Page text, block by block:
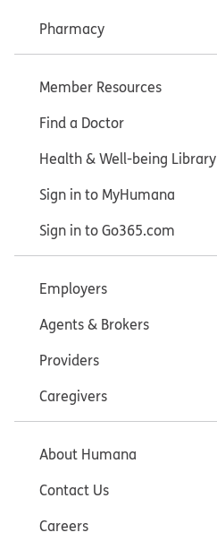
Pharmacy
Member Resources
Find a Doctor
Health & Well-being Library
Sign in to MyHumana
Sign in to Go365.com
Employers
Agents & Brokers
Providers
Caregivers
About Humana
Contact Us
Careers